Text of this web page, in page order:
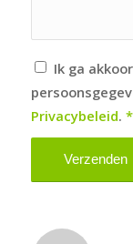
Ik ga
Privacybeleid. *